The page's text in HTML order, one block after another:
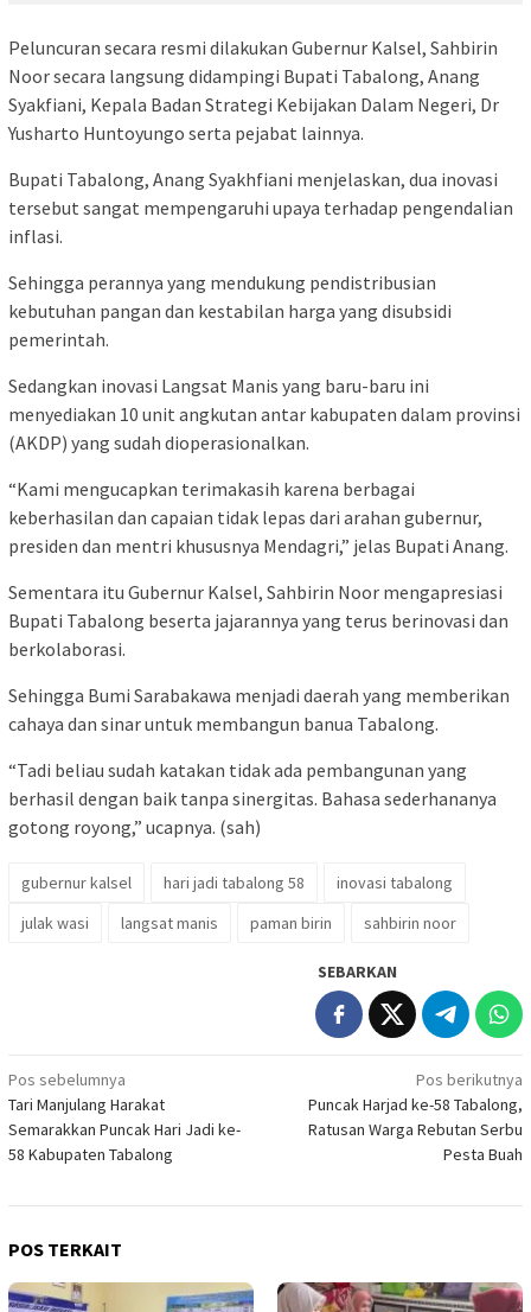
Peluncuran secara resmi dilakukan Gubernur Kalsel, Sahbirin
Noor secara langsung didampingi Bupati Tabalong, Anang
Syakfiani, Kepala Badan Strategi Kebijakan Dalam Negeri, Dr
Yusharto Huntoyungo serta pejabat lainnya.
Bupati Tabalong, Anang Syakhfiani menjelaskan, dua inovasi
tersebut sangat mempengaruhi upaya terhadap pengendalian
inflasi.
Sehingga perannya yang mendukung pendistribusian
kebutuhan pangan dan kestabilan harga yang disubsidi
pemerintah.
Sedangkan inovasi Langsat Manis yang baru-baru ini
menyediakan 10 unit angkutan antar kabupaten dalam provinsi
(AKDP) yang sudah dioperasionalkan.
“Kami mengucapkan terimakasih karena berbagai
keberhasilan dan capaian tidak lepas dari arahan gubernur,
presiden dan mentri khususnya Mendagri,” jelas Bupati Anang.
Sementara itu Gubernur Kalsel, Sahbirin Noor mengapresiasi
Bupati Tabalong beserta jajarannya yang terus berinovasi dan
berkolaborasi.
Sehingga Bumi Sarabakawa menjadi daerah yang memberikan
cahaya dan sinar untuk membangun banua Tabalong.
“Tadi beliau sudah katakan tidak ada pembangunan yang
berhasil dengan baik tanpa sinergitas. Bahasa sederhananya
gotong royong,” ucapnya. (sah)
gubernur kalsel hari jadi tabalong 58
inovasi tabalong
julak wasi
langsat manis paman birin sahbirin noor
SEBARKAN
Navigasi
pos
Pos sebelumnya
Tari Manjulang Harakat
Semarakkan Puncak Hari Jadi ke-
58 Kabupaten Tabalong
Pos berikutnya
Puncak Harjad ke-58 Tabalong,
Ratusan Warga Rebutan Serbu
Pesta Buah
POS TERKAIT